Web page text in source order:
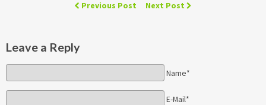
Previous Post Next Post
Leave a Reply
Name*
E-Mail*